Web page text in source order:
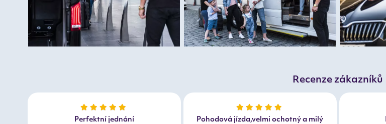
Recenze zákazníků
Perfektní jednání
Pohodová jízda,velmi ochotný a milý